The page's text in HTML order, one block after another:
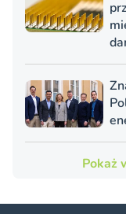
Pokaż